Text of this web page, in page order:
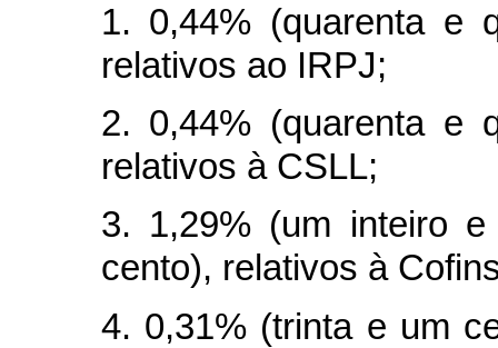
1. 0,44% (quarenta e
relativos ao IRPJ;
2. 0,44% (quarenta e
relativos à CSLL;
3. 1,29% (um inteiro
cento), relativos à
4. 0,31% (trinta e um